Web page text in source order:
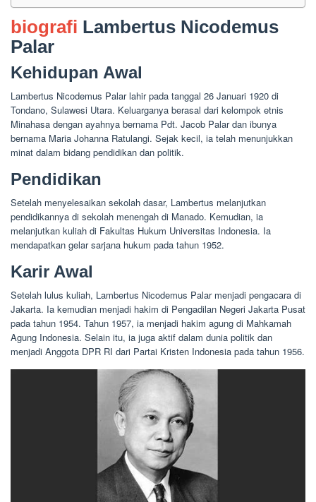
biografi Lambertus Nicodemus
Palar
Kehidupan Awal
Lambertus Nicodemus Palar lahir pada tanggal 26 Januari 1920 di
Tondano, Sulawesi Utara. Keluarganya berasal dari kelompok etnis
Minahasa dengan ayahnya bernama Pdt. Jacob Palar dan ibunya
bernama Maria Johanna Ratulangi. Sejak kecil, ia telah menunjukkan
minat dalam bidang pendidikan dan politik.
Pendidikan
Setelah menyelesaikan sekolah dasar, Lambertus melanjutkan
pendidikannya di sekolah menengah di Manado. Kemudian, ia
melanjutkan kuliah di Fakultas Hukum Universitas Indonesia. Ia
mendapatkan gelar sarjana hukum pada tahun 1952.
Karir Awal
Setelah lulus kuliah, Lambertus Nicodemus Palar menjadi pengacara di
Jakarta. Ia kemudian menjadi hakim di Pengadilan Negeri Jakarta Pusat
pada tahun 1954. Tahun 1957, ia menjadi hakim agung di Mahkamah
Agung Indonesia. Selain itu, ia juga aktif dalam dunia politik dan
menjadi Anggota DPR RI dari Partai Kristen Indonesia pada tahun 1956.